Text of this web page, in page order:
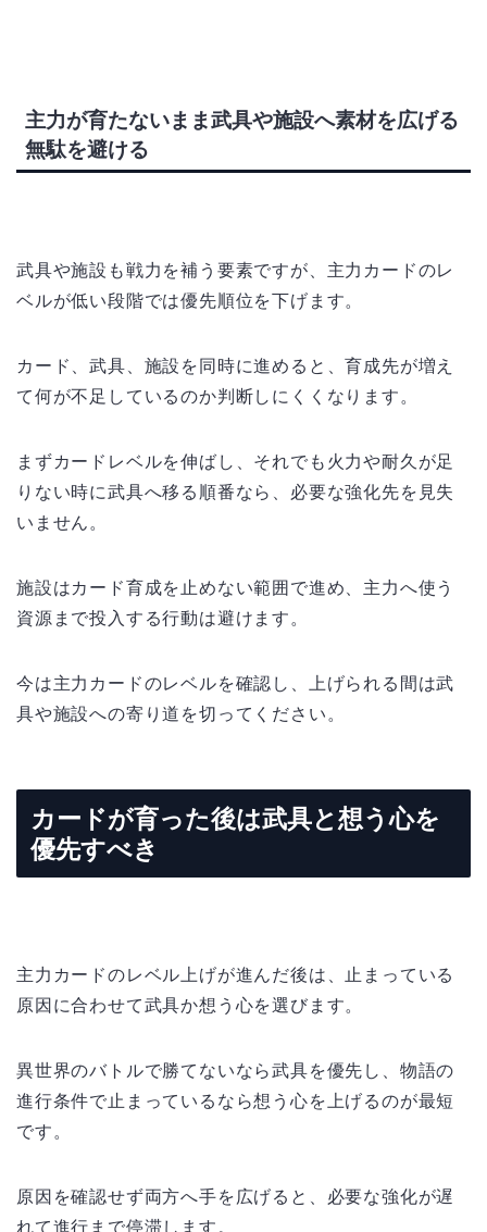
主力が育たないまま武具や施設へ素材を広げる
無駄を避ける
武具や施設も戦力を補う要素ですが、主力カードのレ
ベルが低い段階では優先順位を下げます。
カード、武具、施設を同時に進めると、育成先が増え
て何が不足しているのか判断しにくくなります。
まずカードレベルを伸ばし、それでも火力や耐久が足
りない時に武具へ移る順番なら、必要な強化先を見失
いません。
施設はカード育成を止めない範囲で進め、主力へ使う
資源まで投入する行動は避けます。
今は主力カードのレベルを確認し、上げられる間は武
具や施設への寄り道を切ってください。
カードが育った後は武具と想う心を
優先すべき
主力カードのレベル上げが進んだ後は、止まっている
原因に合わせて武具か想う心を選びます。
異世界のバトルで勝てないなら武具を優先し、物語の
進行条件で止まっているなら想う心を上げるのが最短
です。
原因を確認せず両方へ手を広げると、必要な強化が遅
れて進行まで停滞します。